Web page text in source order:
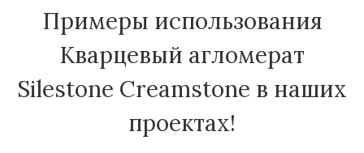
Примеры использования
Кварцевый агломерат
Silestone Creamstone в наших
проектах!